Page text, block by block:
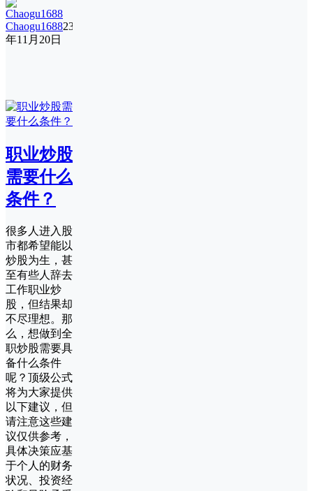
Chaogu168823
年11月20日
职业炒股
需要什么
条件？
很多人进入股
市都希望能以
炒股为生，甚
至有些人辞去
工作职业炒
股，但结果却
不尽理想。那
么，想做到全
职炒股需要具
备什么条件
呢？顶级公式
将为大家提供
以下建议，但
请注意这些建
议仅供参考，
具体决策应基
于个人的财务
状况、投资经